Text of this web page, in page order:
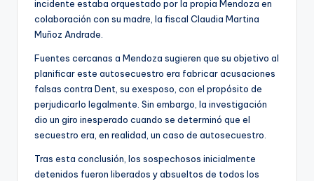
incidente estaba orquestado por la propia Mendoza en
colaboración con su madre, la fiscal Claudia Martina
Muñoz Andrade.
Fuentes cercanas a Mendoza sugieren que su objetivo al
planificar este autosecuestro era fabricar acusaciones
falsas contra Dent, su exesposo, con el propósito de
perjudicarlo legalmente. Sin embargo, la investigación
dio un giro inesperado cuando se determinó que el
secuestro era, en realidad, un caso de autosecuestro.
Tras esta conclusión, los sospechosos inicialmente
detenidos fueron liberados y absueltos de todos los